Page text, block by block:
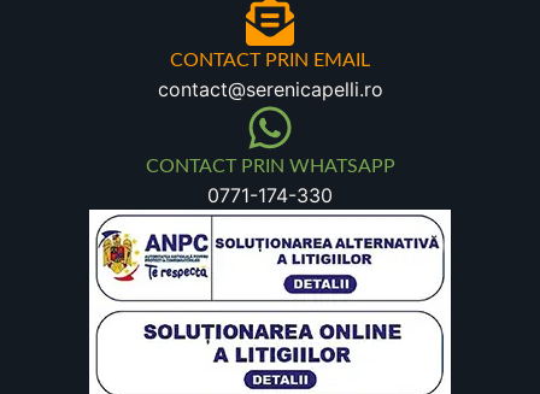
CONTACT PRIN EMAIL
contact@serenicapelli.ro
CONTACT PRIN WHATSAPP
0771-174-330